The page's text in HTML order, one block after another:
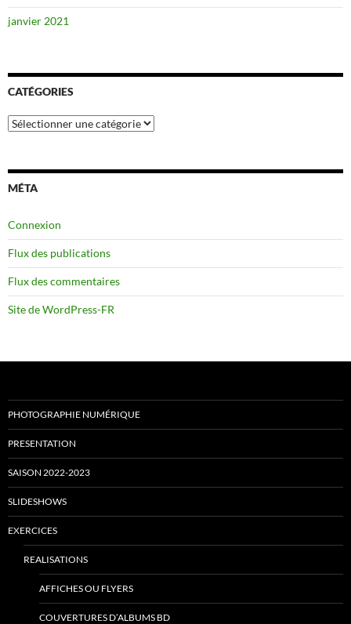
janvier 2021
CATÉGORIES
Catégories
MÉTA
Connexion
Flux des publications
Flux des commentaires
Site de WordPress-FR
PHOTOGRAPHIE NUMÉRIQUE
PRESENTATION
SAISON 2022-2023
SLIDESHOWS
EXERCICES
REALISATIONS
AFFICHES OU FLYERS
COUVERTURES D’ALBUMS BD